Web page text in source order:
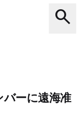
search
ーに遠海准